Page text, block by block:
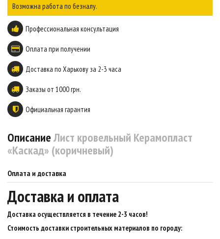
Возможна работа по безналу.
Профессиональная консультация
Оплата при получении
Доставка по Харькову за 2-3 часа
Заказы от 1000 грн.
Официальная гарантия
ОписаниеЛист кровельный Керамопласт
«Каскад» (коричневый)
Оплата и доставка
Доставка и оплата
Доставка осуществляется в течение 2-3 часов!
Стоимость доставки строительных материалов по городу: